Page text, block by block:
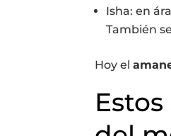
Isha: en
También
Hoy el